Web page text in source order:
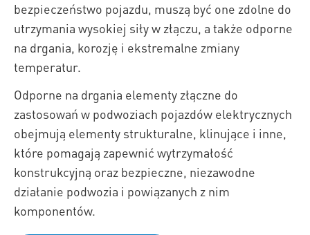
bezpieczeństwo pojazdu, muszą być one zdolne do
utrzymania wysokiej siły w złączu, a także odporne
na drgania, korozję i ekstremalne zmiany
temperatur.
Odporne na drgania elementy złączne do
zastosowań w podwoziach pojazdów elektrycznych
obejmują elementy strukturalne, klinujące i inne,
które pomagają zapewnić wytrzymałość
konstrukcyjną oraz bezpieczne, niezawodne
działanie podwozia i powiązanych z nim
komponentów.